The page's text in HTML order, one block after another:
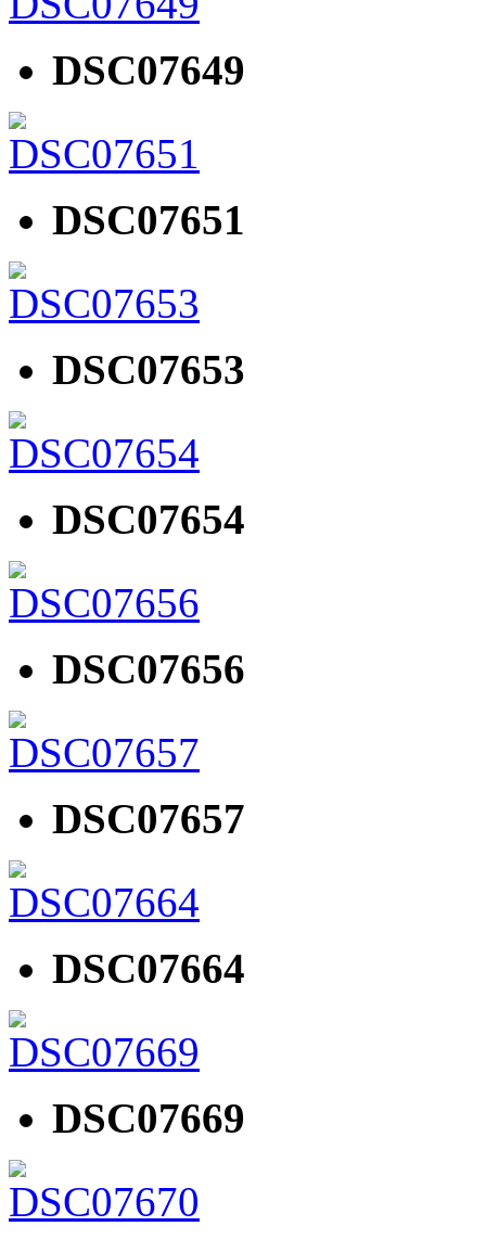
DSC07649
DSC07651
DSC07653
DSC07654
DSC07656
DSC07657
DSC07664
DSC07669